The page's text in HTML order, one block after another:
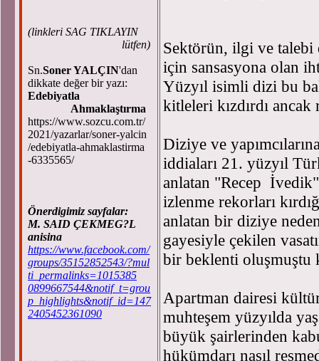
(linkleri SAG TIKLAYIN
lütfen)
Sn.Soner YALÇIN'dan
dikkate değer bir yazı:
Edebiyatla
Ahmaklaştırma
https://www.sozcu.com.tr/
2021/yazarlar/soner-yalcin
/edebiyatla-ahmaklastirma
-6335565/
Önerdigimiz sayfalar:
M. SAID ÇEKMEG?L
anisina
https://www.facebook.com/
groups/35152852543/?mul
ti_permalinks=1015385
0899667544&notif_t=grou
p_highlights&notif_id=147
2405452361090
Sektörün, ilgi ve talebi
için sansasyona olan
Yüzyıl isimli dizi bu
kitleleri kızdırdı ancak
Diziye ve
iddiaları 21. yüzyıl
anlatan "Recep
izlenme rekorları
anlatan bir diziye
gayesiyle çekilen
bir beklenti oluşmuştu
Apartman dairesi
muhteşem yüzyılda
büyük şairlerinden
hükümdarı nasıl